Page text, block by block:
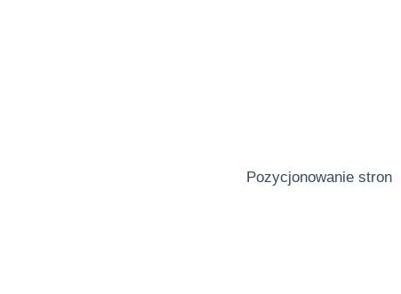
Pozycjonowanie stron